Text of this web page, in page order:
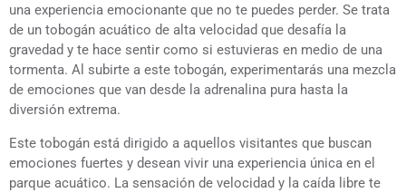
una experiencia emocionante que no te puedes perder. Se trata
de un tobogán acuático de alta velocidad que desafía la
gravedad y te hace sentir como si estuvieras en medio de una
tormenta. Al subirte a este tobogán, experimentarás una mezcla
de emociones que van desde la adrenalina pura hasta la
diversión extrema.
Este tobogán está dirigido a aquellos visitantes que buscan
emociones fuertes y desean vivir una experiencia única en el
parque acuático. La sensación de velocidad y la caída libre te